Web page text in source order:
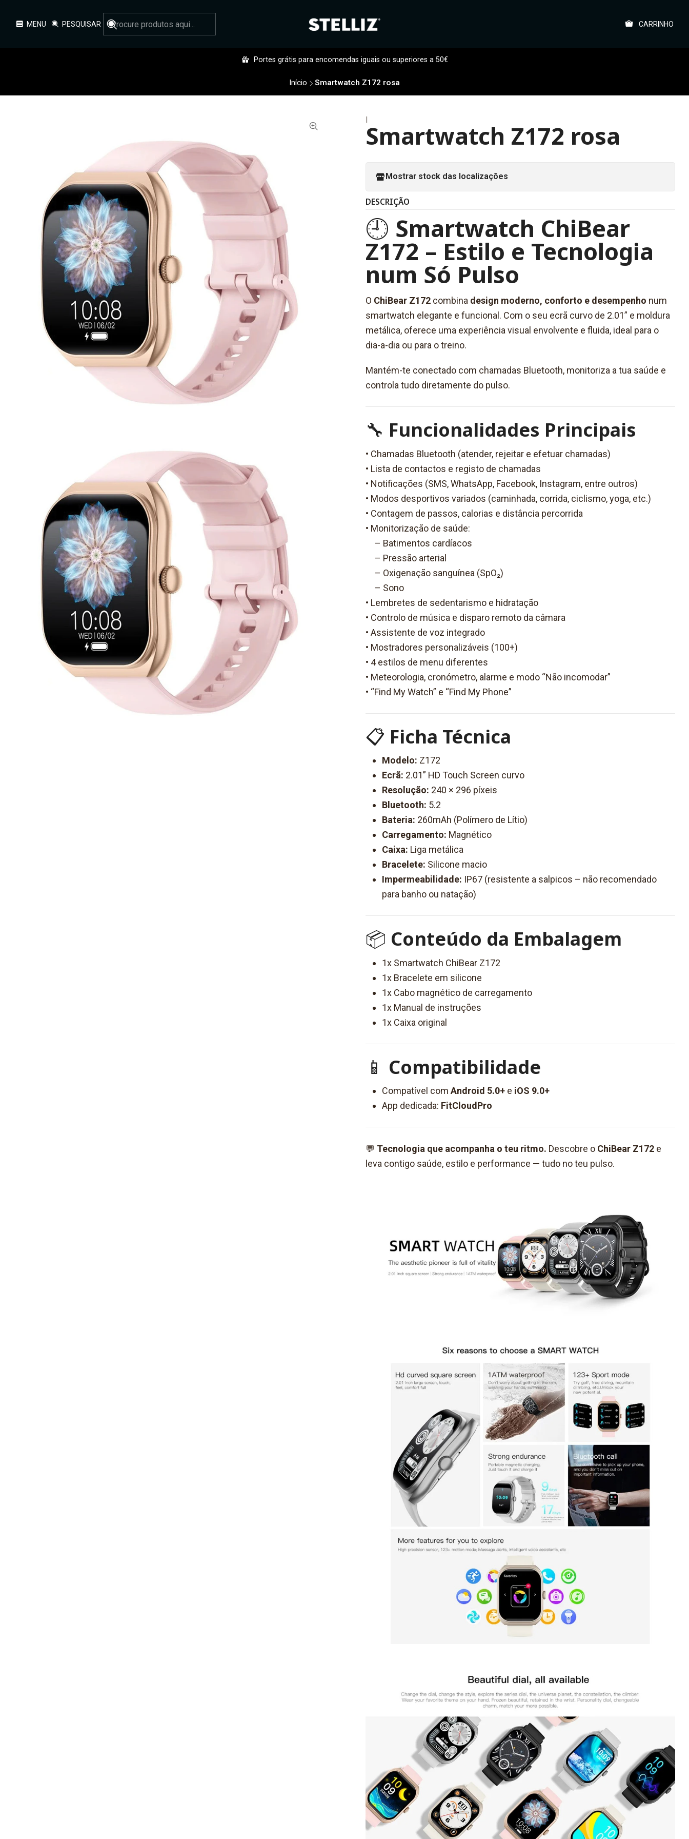
MENU PESQUISAR CARRINHO
Portes grátis para encomendas iguais ou superiores a 50€
Início Smartwatch Z172 rosa
|
Smartwatch Z172 rosa
Mostrar stock das localizações
DESCRIÇÃO
🕘 Smartwatch ChiBear
Z172 – Estilo e Tecnologia
num Só Pulso
O ChiBear Z172combina design moderno, conforto e desempenho num
smartwatch elegante e funcional. Com o seu ecrã curvo de 2.01” e moldura
metálica, oferece uma experiência visual envolvente e fluida, ideal para o
dia-a-dia ou para o treino.
Mantém-te conectado com chamadas Bluetooth, monitoriza a tua saúde e
controla tudo diretamente do pulso.
🔧 Funcionalidades Principais
• Chamadas Bluetooth (atender, rejeitar e efetuar chamadas)
• Lista de contactos e registo de chamadas
• Notificações (SMS, WhatsApp, Facebook, Instagram, entre outros)
• Modos desportivos variados (caminhada, corrida, ciclismo, yoga, etc.)
• Contagem de passos, calorias e distância percorrida
• Monitorização de saúde:
– Batimentos cardíacos
– Pressão arterial
– Oxigenação sanguínea (SpO₂)
– Sono
• Lembretes de sedentarismo e hidratação
• Controlo de música e disparo remoto da câmara
• Assistente de voz integrado
• Mostradores personalizáveis (100+)
• 4 estilos de menu diferentes
• Meteorologia, cronómetro, alarme e modo “Não incomodar”
• “Find My Watch” e “Find My Phone”
📋 Ficha Técnica
Modelo: Z172
Ecrã: 2.01” HD Touch Screen curvo
Resolução: 240 × 296 píxeis
Bluetooth: 5.2
Bateria: 260mAh (Polímero de Lítio)
Carregamento: Magnético
Caixa: Liga metálica
Bracelete: Silicone macio
Impermeabilidade: IP67 (resistente a salpicos – não recomendado
para banho ou natação)
📦 Conteúdo da Embalagem
1x Smartwatch ChiBear Z172
1x Bracelete em silicone
1x Cabo magnético de carregamento
1x Manual de instruções
1x Caixa original
📱 Compatibilidade
Compatível com Android 5.0+e iOS 9.0+
App dedicada: FitCloudPro
💬 Tecnologia que acompanha o teu ritmo. Descobre o ChiBear Z172e
leva contigo saúde, estilo e performance — tudo no teu pulso.